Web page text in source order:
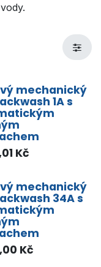
mechanický
1A s
Kč
mechanický
34A s
Kč